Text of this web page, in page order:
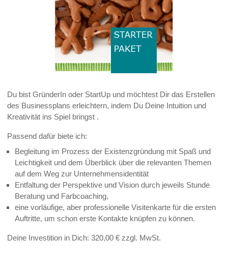
Du bist GründerIn oder StartUp und möchtest Dir das Erstellen
des Businessplans erleichtern, indem Du Deine Intuition und
Kreativität ins Spiel bringst .
Passend dafür biete ich:
Begleitung im Prozess der Existenzgründung mit Spaß und
Leichtigkeit und dem Überblick über die relevanten Themen
auf dem Weg zur Unternehmensidentität
Entfaltung der Perspektive und Vision durch jeweils Stunde
Beratung und Farbcoaching,
eine vorläufige, aber professionelle Visitenkarte für die ersten
Auftritte, um schon erste Kontakte knüpfen zu können.
Deine Investition in Dich: 320,00 € zzgl. MwSt.